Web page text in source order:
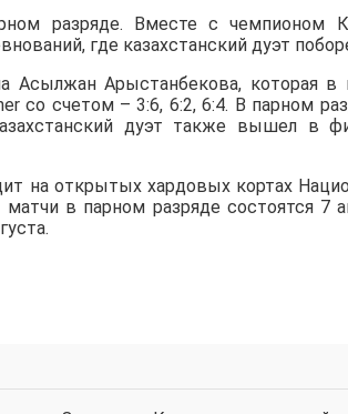
разряде. Вместе с чемпионом
где казахстанский дуэт
Арыстанбекова, которая в
со счетом – 3:6, 6:2, 6:4. В парном
дуэт также вышел в
на открытых хардовых кортах
в парном разряде состоятся 7